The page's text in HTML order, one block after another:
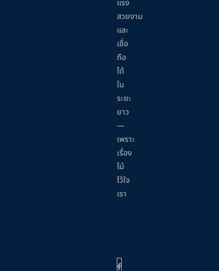
แรง
สวยงาม
และ
เชื่อ
ถือ
ได้
ใน
ระยะ
ยาว
—
เพราะ
เรื่อง
ไม้
ไว้ใจ
เรา